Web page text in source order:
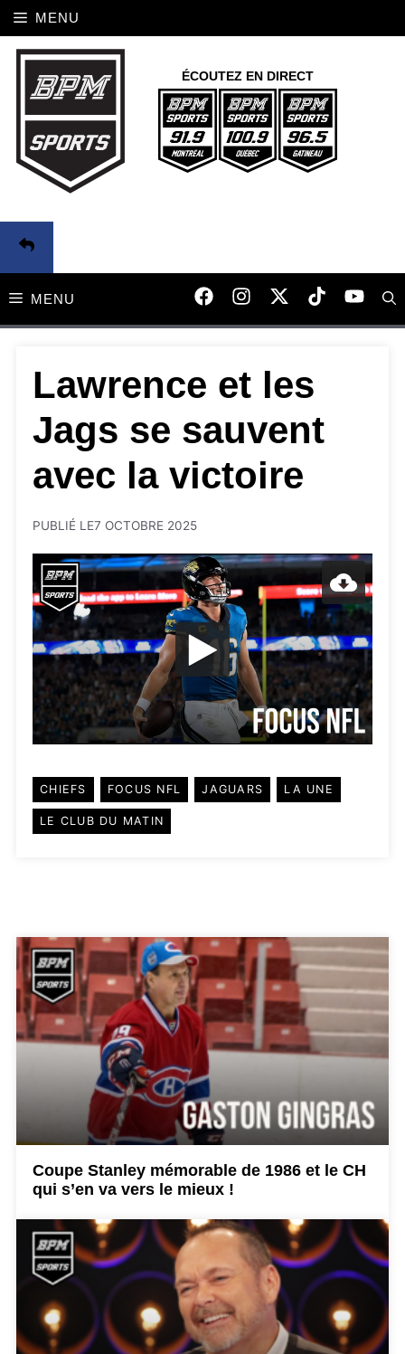
Aller
au
contenu
MENU
ÉCOUTEZ EN DIRECT
MENU
Lawrence et les
Jags se sauvent
avec la victoire
PUBLIÉ LE7 OCTOBRE 2025
CHIEFS FOCUS NFL JAGUARS LA UNE
LE CLUB DU MATIN
Coupe Stanley mémorable de 1986 et le CH
qui s’en va vers le mieux !